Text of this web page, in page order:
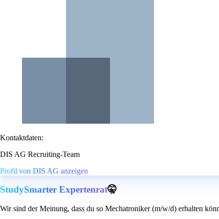
Kontaktdaten:
DIS AG Recruiting-Team
Profil von DIS AG anzeigen
StudySmarter Expertenrat🤫
Wir sind der Meinung, dass du so Mechatroniker (m/w/d) erhalten